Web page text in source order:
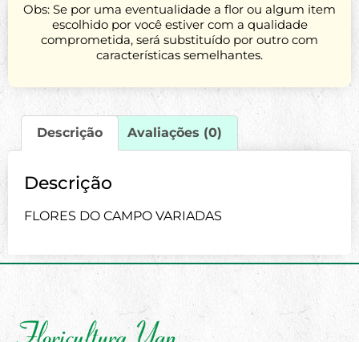
Obs: Se por uma eventualidade a flor ou algum item
escolhido por você estiver com a qualidade
comprometida, será substituído por outro com
características semelhantes.
Descrição Avaliações (0)
Descrição
FLORES DO CAMPO VARIADAS